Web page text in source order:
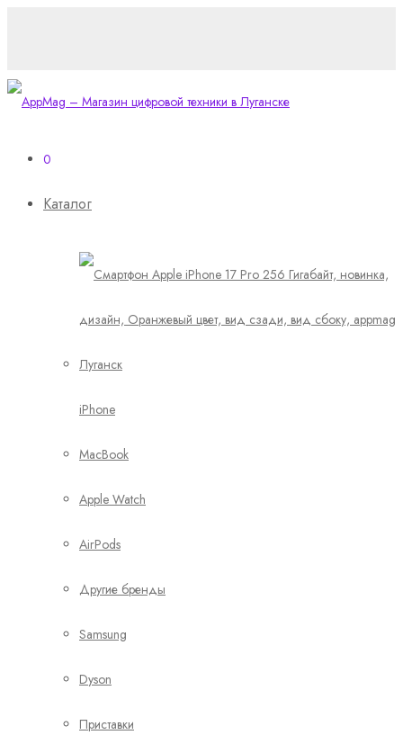
0
Каталог
iPhone
MacBook
Apple Watch
AirPods
Другие бренды
Samsung
Dyson
Приставки